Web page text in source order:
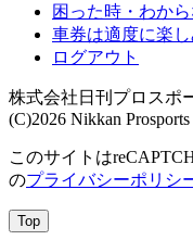
困った時・わか
車券は適度に楽し
ログアウト
株式会社日刊プロスポ
(C)2026 Nikkan
このサイトは
のプライバシーポリシ
Top